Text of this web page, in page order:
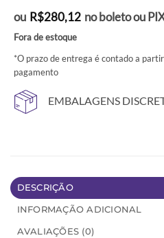
ou R$280,12 no boleto ou
Fora de estoque
*O prazo de entrega é contado a
pagamento
EMBALAGENS
DESCRIÇÃO
INFORMAÇÃO ADICIONAL
AVALIAÇÕES (0)